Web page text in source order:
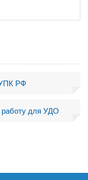
РФ
работу для УДО